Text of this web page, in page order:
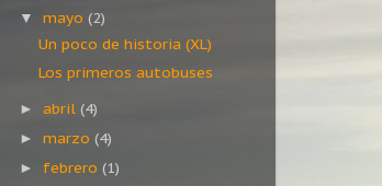
▼mayo(2)
Un poco de historia (XL)
Los primeros autobuses
►abril (4)
►marzo(4)
► febrero(1)